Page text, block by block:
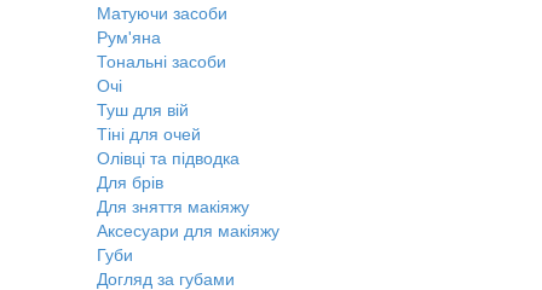
Матуючи засоби
Рум'яна
Тональні засоби
Очі
Туш для вій
Тіні для очей
Олівці та підводка
Для брів
Для зняття макіяжу
Аксесуари для макіяжу
Губи
Догляд за губами